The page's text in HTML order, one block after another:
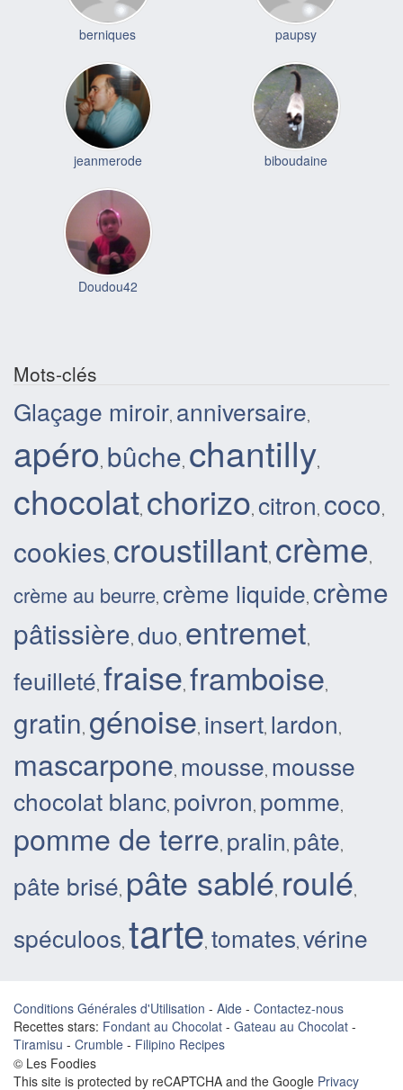
berniques paupsy
jeanmerode biboudaine
Doudou42
Mots-clés
Glaçage miroir, anniversaire,
apéro, bûche, chantilly,
chocolat, chorizo, citron, coco,
cookies, croustillant, crème,
crème au beurre, crème liquide, crème
pâtissière, duo, entremet,
feuilleté, fraise, framboise,
gratin, génoise, insert, lardon,
mascarpone, mousse, mousse
chocolat blanc, poivron, pomme,
pomme de terre, pralin, pâte,
pâte brisé, pâte sablé, roulé,
spéculoos, tarte, tomates, vérine
Conditions Générales d'Utilisation - Aide - Contactez-nous
Recettes stars: Fondant au Chocolat - Gateau au Chocolat -
Tiramisu - Crumble - Filipino Recipes
© Les Foodies
This site is protected by reCAPTCHA and the Google Privacy